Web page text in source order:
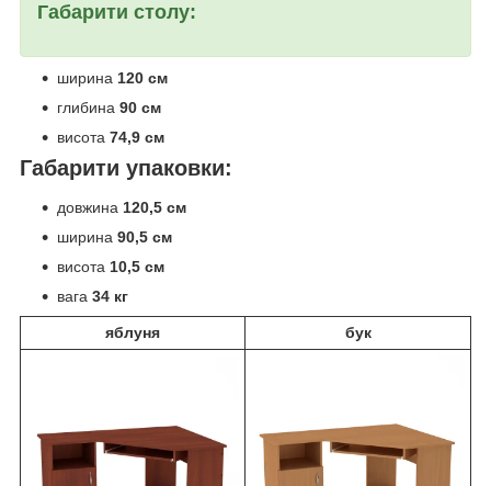
Габарити столу:
ширина 120 см
глибина 90 см
висота 74,9 см
Габарити упаковки:
довжина 120,5 см
ширина 90,5 см
висота 10,5 см
вага 34 кг
яблуня бук